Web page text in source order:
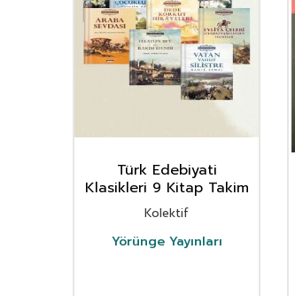
Türk Edebiyati
Klasikleri 9 Kitap Takim
Kolektif
Yörünge Yayınları